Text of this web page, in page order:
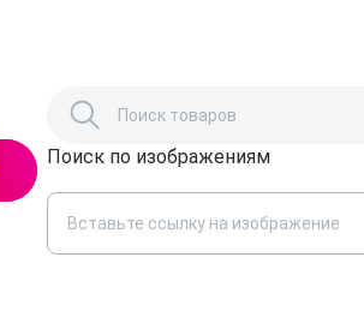
Поиск по изображениям